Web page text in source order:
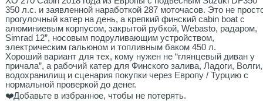
350 л.с. и заявленной наработкой 287 моточасов. Это не
прогулочный катер на день, а крепкий финский cabin boat с
алюминиевым корпусом, закрытой рубкой, Webasto, радаром,
Simrad 12”, носовым подруливающим устройством,
электрическим гальюном и топливным баком 450 л.
Хороший вариант для тех, кому нужен не “глянцевый диван у
причала”, а рабочий катер для Финского залива, Ладоги, Волги,
водохранилищ и сценария покупки через Европу / Турцию с
нормальной проверкой до денег.
❤️Добавьте в избранное, чтобы не потерять.